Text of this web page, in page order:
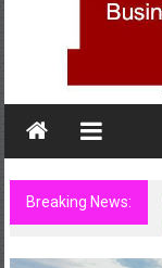
Breaking News: